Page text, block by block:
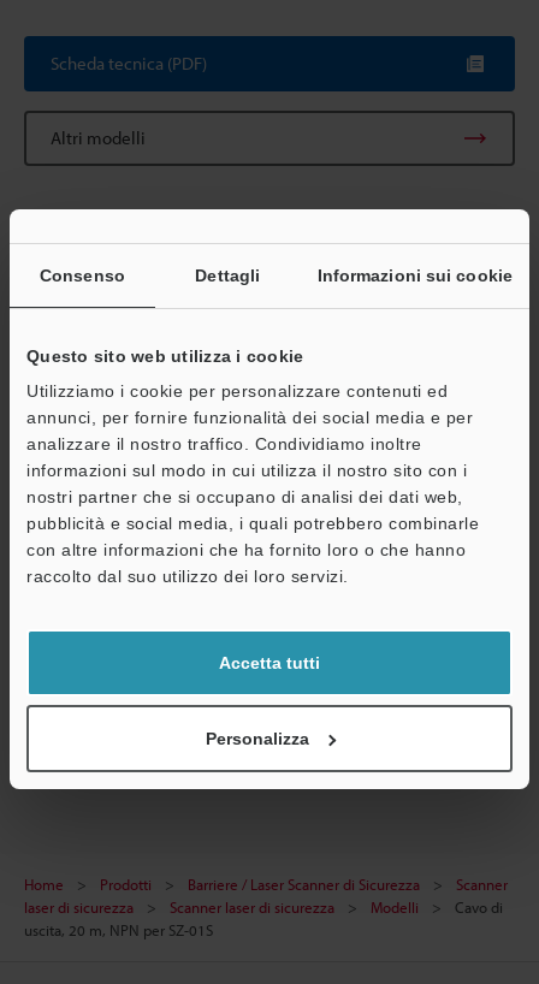
Consenso Dettagli Informazioni sui cookie
Questo sito web utilizza i cookie
Utilizziamo i cookie per personalizzare contenuti ed
annunci, per fornire funzionalità dei social media e per
analizzare il nostro traffico. Condividiamo inoltre
informazioni sul modo in cui utilizza il nostro sito con i
nostri partner che si occupano di analisi dei dati web,
pubblicità e social media, i quali potrebbero combinarle
con altre informazioni che ha fornito loro o che hanno
raccolto dal suo utilizzo dei loro servizi.
Accetta tutti
Personalizza
Scheda tecnica (PDF)
Altri modelli
Scarica catalogo
Guide tecniche
Scheda tecnica (PDF)
CAD / CAE
Manuali
Chiedi dimostrazione
Scanner laser di sicurezza
Home Prodotti Barriere / Laser Scanner di Sicurezza
Scanner
laser di sicurezza
Scanner laser di sicurezza Modelli
Cavo di
uscita, 20 m, NPN per SZ-01S